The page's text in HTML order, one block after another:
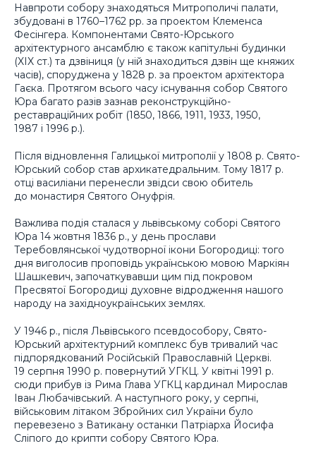
Навпроти собору знаходяться Митрополичі палати,
збудовані в 1760–1762 рр. за проектом Клеменса
Фесінгера. Компонентами Свято-Юрського
архітектурного ансамблю є також капітульні будинки
(XIX cт.) та дзвіниця (у ній знаходиться дзвін ще княжих
часів), споруджена у 1828 р. за проектом архітектора
Гаєка. Протягом всього часу існування собор Святого
Юра багато разів зазнав реконструкційно-
реставраційних робіт (1850, 1866, 1911, 1933, 1950,
1987 і 1996 р.).
Після відновлення Галицької митрополії у 1808 р. Свято-
Юрський собор став архикатедральним. Тому 1817 р.
отці василіани перенесли звідси свою обитель
до монастиря Святого Онуфрія.
Важлива подія сталася у львівському соборі Святого
Юра 14 жовтня 1836 р., у день прослави
Теребовлянської чудотворної ікони Богородиці: того
дня виголосив проповідь українською мовою Маркіян
Шашкевич, започаткувавши цим під покровом
Пресвятої Богородиці духовне відродження нашого
народу на західноукраїнських землях.
У 1946 р., після Львівського псевдособору, Свято-
Юрський архітектурний комплекс був тривалий час
підпорядкований Російській Православній Церкві.
19 серпня 1990 р. повернутий УГКЦ. У квітні 1991 р.
сюди прибув із Рима Глава УГКЦ кардинал Мирослав
Іван Любачівський. А наступного року, у серпні,
військовим літаком Збройних сил України було
перевезено з Ватикану останки Патріарха Йосифа
Сліпого до крипти собору Святого Юра.